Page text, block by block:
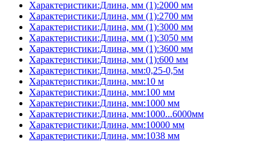
Характеристики:Длина, мм (1):2000 мм
Характеристики:Длина, мм (1):2700 мм
Характеристики:Длина, мм (1):3000 мм
Характеристики:Длина, мм (1):3050 мм
Характеристики:Длина, мм (1):3600 мм
Характеристики:Длина, мм (1):600 мм
Характеристики:Длина, мм:0,25-0,5м
Характеристики:Длина, мм:10 м
Характеристики:Длина, мм:100 мм
Характеристики:Длина, мм:1000 мм
Характеристики:Длина, мм:1000...6000мм
Характеристики:Длина, мм:10000 мм
Характеристики:Длина, мм:1038 мм